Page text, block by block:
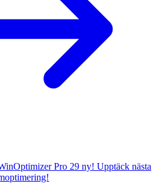
Pro 29 ny! Upptäck nästa